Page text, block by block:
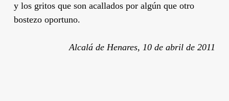
y los gritos que son acallados por algún que otro
bostezo oportuno.
Alcalá de Henares, 10 de abril de 2011